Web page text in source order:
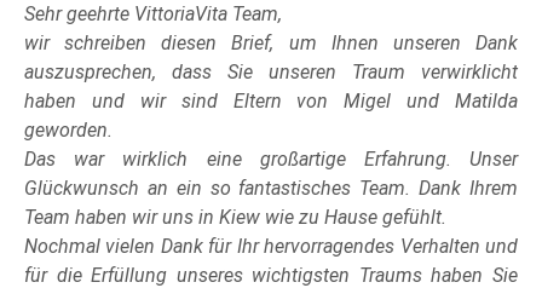
Sehr geehrte VittoriaVita Team,
wir schreiben diesen Brief, um Ihnen unseren Dank
auszusprechen, dass Sie unseren Traum verwirklicht
haben und wir sind Eltern von Migel und Matilda
geworden.
Das war wirklich eine großartige Erfahrung. Unser
Glückwunsch an ein so fantastisches Team. Dank Ihrem
Team haben wir uns in Kiew wie zu Hause gefühlt.
Nochmal vielen Dank für Ihr hervorragendes Verhalten und
für die Erfüllung unseres wichtigsten Traums haben Sie